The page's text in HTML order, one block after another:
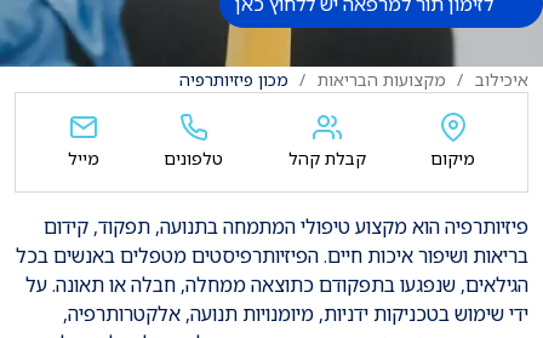
איכילוב מקצועות הבריאות מכון פיזיותרפיה
פיזיותרפיה הוא מקצוע טיפולי המתמחה בתנועה, תפקוד, קידום
בריאות ושיפור איכות חיים. הפיזיותרפיסטים מטפלים באנשים בכל
הגילאים, שנפגעו בתפקודם כתוצאה ממחלה, חבלה או תאונה. על
ידי שימוש בטכניקות ידניות, מיומנויות תנועה, אלקטרותרפיה,
מיקום קבלת קהל טלפונים מייל